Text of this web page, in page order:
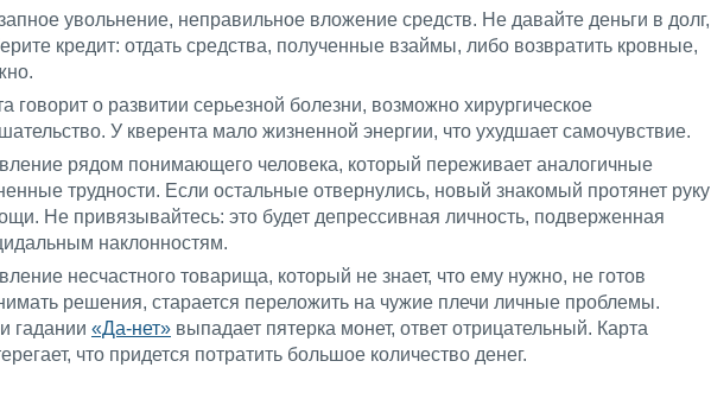
увольнение, неправильное вложение средств. Не давайте деньги в долг,
кредит: отдать средства, полученные взаймы, либо возвратить кровные,
говорит о развитии серьезной болезни, возможно хирургическое
У кверента мало жизненной энергии, что ухудшает самочувствие.
рядом понимающего человека, который переживает аналогичные
трудности. Если остальные отвернулись, новый знакомый протянет руку
Не привязывайтесь: это будет депрессивная личность, подверженная
наклонностям.
несчастного товарища, который не знает, что ему нужно, не готов
решения, старается переложить на чужие плечи личные проблемы.
гадании «Да-нет» выпадает пятерка монет, ответ отрицательный. Карта
что придется потратить большое количество денег.